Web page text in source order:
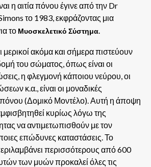
η αιτία πόνου έγινε από την Dr
το 1983, εκφράζοντας μια
το Μυοσκελετικό Σύστημα.
μερικοί ακόμα και σήμερα πιστεύουν
του σώματος, όπως είναι οι
η φλεγμονή κάποιου νεύρου, οι
κ.α., είναι οι μοναδικές
πόνου (Δομικό Μοντέλο). Αυτή η άποψη
κυρίως λόγω της
να αντιμετωπισθούν με τον
επώδυνες καταστάσεις.Το
περισσότερους από 600
των μυών προκαλεί όλες τις